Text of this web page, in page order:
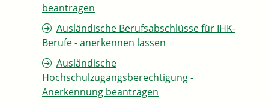
beantragen
Ausländische Berufsabschlüsse für IHK-
Berufe - anerkennen lassen
Ausländische
Hochschulzugangsberechtigung -
Anerkennung beantragen